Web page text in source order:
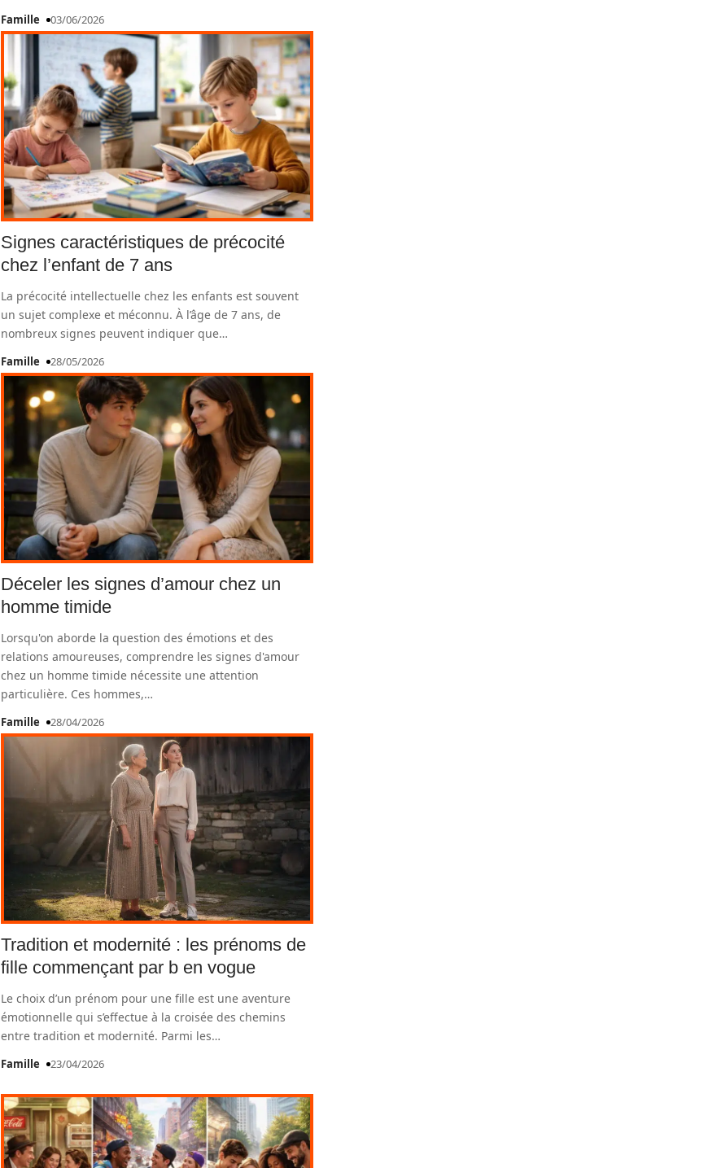
Famille 03/06/2026
Signes caractéristiques de précocité
chez l’enfant de 7 ans
La précocité intellectuelle chez les enfants est souvent
un sujet complexe et méconnu. À l’âge de 7 ans, de
nombreux signes peuvent indiquer que…
Famille 28/05/2026
Déceler les signes d’amour chez un
homme timide
Lorsqu'on aborde la question des émotions et des
relations amoureuses, comprendre les signes d'amour
chez un homme timide nécessite une attention
particulière. Ces hommes,…
Famille 28/04/2026
Tradition et modernité : les prénoms de
fille commençant par b en vogue
Le choix d’un prénom pour une fille est une aventure
émotionnelle qui s’effectue à la croisée des chemins
entre tradition et modernité. Parmi les…
Famille 23/04/2026